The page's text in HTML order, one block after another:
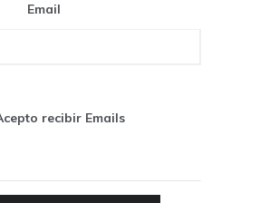
Email
recibir Emails